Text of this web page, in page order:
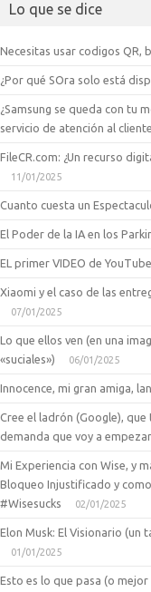
Lo que se dice
Necesitas usar codigos QR,
¿Por qué SOra solo está
¿Samsung se queda con tu
servicio de atención al cliente
FileCR.com: ¿Un recurso
11/01/2025
Cuanto cuesta un
El Poder de la IA en los
EL primer VIDEO de
Xiaomi y el caso de las
07/01/2025
Lo que ellos ven (en una
«suciales»)
06/01/2025
Innocence, mi gran amiga,
Cree el ladrón (Google),
demanda que voy a
Mi Experiencia con Wise, y
Bloqueo Injustificado y
#Wisesucks
02/01/2025
Elon Musk: El Visionario
01/01/2025
Esto es lo que pasa (o